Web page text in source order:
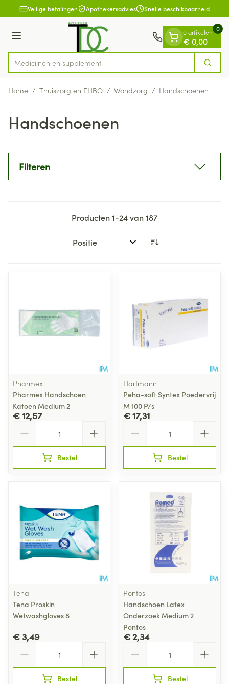
Ga naar de inhoud
1 van 1Veilige betalingen Apothekersadvies Snelle beschikbaarheid
Menu
Product, merk, categorie...
Medi Zoek
0 artikelen
€ 0,00
0
Home / Thuiszorg en EHBO / Wondzorg / Handschoenen
Handschoenen
Filteren
Producten1-24van187
Sorteer op:
Pharmex
Pharmex Handschoen
Katoen Medium 2
€ 12,57
Bestel
Hartmann
Peha-soft Syntex Poedervrij
M 100 P/s
€ 17,31
Bestel
Tena
Tena Proskin
Wetwashgloves 8
€ 3,49
Bestel
Pontos
Handschoen Latex
Onderzoek Medium 2
Pontos
€ 2,34
Bestel